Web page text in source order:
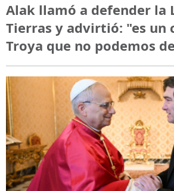
Alak llamó a defender la
Tierras y advirtió: "es un
Troya que no podemos